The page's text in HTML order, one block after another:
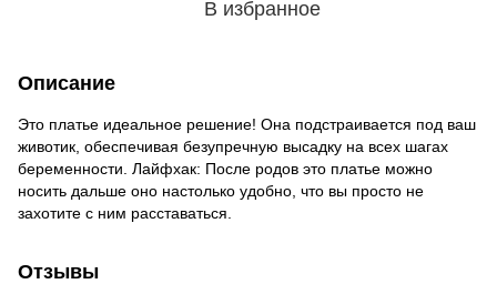
В избранное
Описание
Это платье идеальное решение! Она подстраивается под ваш
животик, обеспечивая безупречную высадку на всех шагах
беременности. Лайфхак: После родов это платье можно
носить дальше оно настолько удобно, что вы просто не
захотите с ним расставаться.
Отзывы